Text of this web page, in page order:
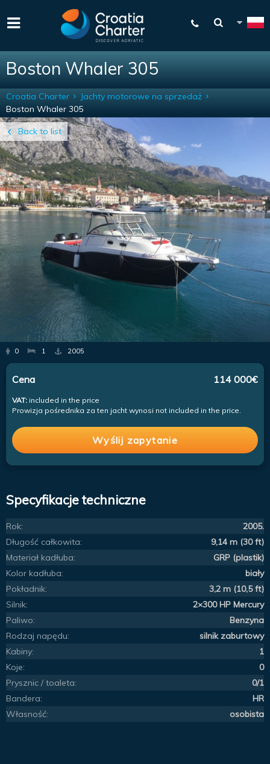
Boston Whaler 305
Back to list
Croatia Charter
Jachty motorowe na sprzedaż
Boston Whaler 305
0 1 2005
Cena 114 000€
VAT: included in the price
Prowizja pośrednika za ten jacht wynosi not included in the price.
Wyślij zapytanie
Specyfikacje techniczne
Rok:
2005.
Długość całkowita:
9,14 m (30 ft)
Materiał kadłuba:
GRP (plastik)
Kolor kadłuba:
biały
Pokładnik:
3,2 m (10,5 ft)
Silnik:
2×300 HP Mercury
Paliwo:
Benzyna
Rodzaj napędu:
silnik zaburtowy
Kabiny:
1
Koje:
0
Prysznic / toaleta:
0/1
Bandera:
HR
Własność:
osobista